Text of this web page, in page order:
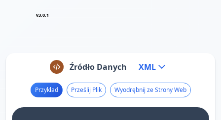
v3.0.1
Źródło Danych XML
Przykład Prześlij Plik Wyodrębnij ze Strony Web